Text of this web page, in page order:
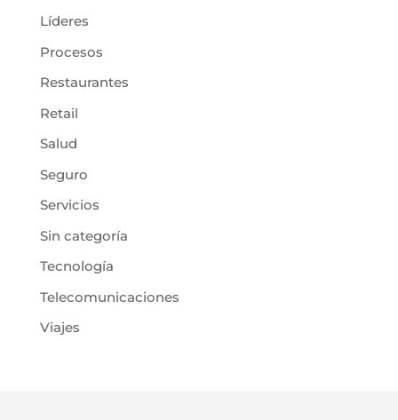
Líderes
Procesos
Restaurantes
Retail
Salud
Seguro
Servicios
Sin categoría
Tecnología
Telecomunicaciones
Viajes